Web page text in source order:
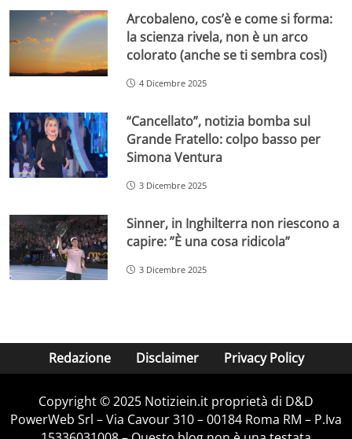
Arcobaleno, cos’è e come si forma:
la scienza rivela, non è un arco
colorato (anche se ti sembra così)
4 Dicembre 2025
“Cancellato”, notizia bomba sul
Grande Fratello: colpo basso per
Simona Ventura
3 Dicembre 2025
Sinner, in Inghilterra non riescono a
capire: ”È una cosa ridicola”
3 Dicembre 2025
Redazione Disclaimer Privacy Policy
Copyright © 2025 Notiziein.it proprietà di D&D
PowerWeb Srl – Via Cavour 310 – 00184 Roma RM – P.Iva